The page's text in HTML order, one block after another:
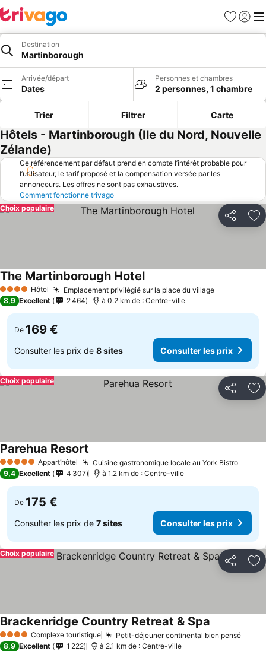
Favoris
Se
Destination
Martinborough
Arrivée/départ
Dates
Personnes et chambres
2 personnes, 1 chambre
Trier Filtrer Carte
Hôtels - Martinborough (Ile du Nord, Nouvelle
Zélande)
Ce référencement par défaut prend en compte l’intérêt probable pour
l’utilisateur, le tarif proposé et la compensation versée par les
annonceurs. Les offres ne sont pas exhaustives.
Comment fonctionne trivago
Partager
Choix populaire
4 Étoiles Hôtel Emplacement privilégié sur la place du village
The Martinborough Hotel
8,9 Excellent 2 464 à 0.2 km de : Centre-ville
De 169 €
Consulter les prix de 8 sites Consulter les prix
Partager
Choix populaire
5 Étoiles Appart’hôtel Cuisine gastronomique locale au York Bistro
Parehua Resort
9,4 Excellent 4 307 à 1.2 km de : Centre-ville
De 175 €
Consulter les prix de 7 sites Consulter les prix
Partager
Choix populaire
4 Étoiles Complexe touristique Petit-déjeuner continental bien pensé
Brackenridge Country Retreat & Spa
8,9 Excellent 1 222 à 2.1 km de : Centre-ville